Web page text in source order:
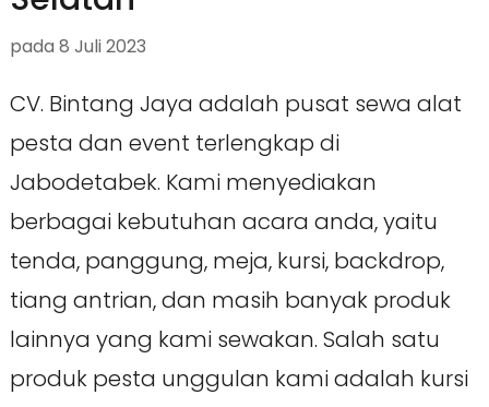
pada 8 Juli 2023
CV. Bintang Jaya adalah pusat sewa alat
pesta dan event terlengkap di
Jabodetabek. Kami menyediakan
berbagai kebutuhan acara anda, yaitu
tenda, panggung, meja, kursi, backdrop,
tiang antrian, dan masih banyak produk
lainnya yang kami sewakan. Salah satu
produk pesta unggulan kami adalah kursi